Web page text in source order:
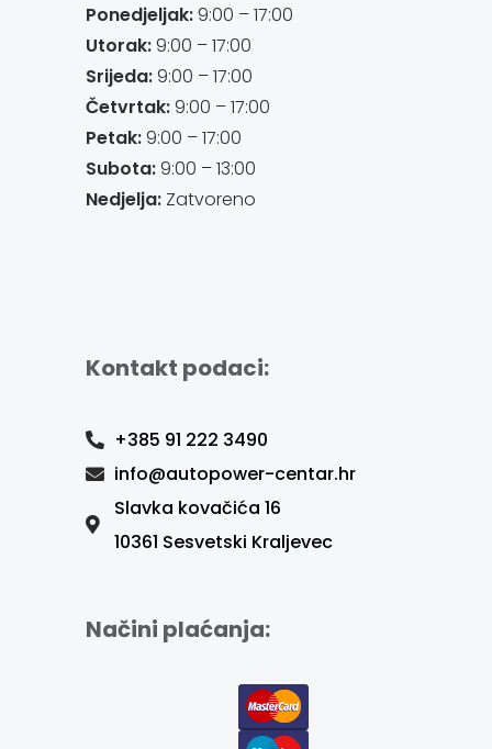
Ponedjeljak:9:00 – 17:00
Utorak:9:00 – 17:00
Srijeda:9:00 – 17:00
Četvrtak:9:00 – 17:00
Petak:9:00 – 17:00
Subota:9:00 – 13:00
Nedjelja:Zatvoreno
Kontakt podaci:
+385 91 222 3490
info@autopower-centar.hr
Slavka kovačića 16
10361 Sesvetski Kraljevec
Načini plaćanja: